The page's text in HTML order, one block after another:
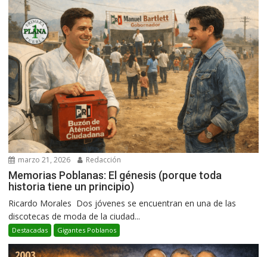
marzo 21, 2026 Redacción
Memorias Poblanas: El génesis (porque toda
historia tiene un principio)
Ricardo Morales Dos jóvenes se encuentran en una de las
discotecas de moda de la ciudad...
Destacadas Gigantes Poblanos